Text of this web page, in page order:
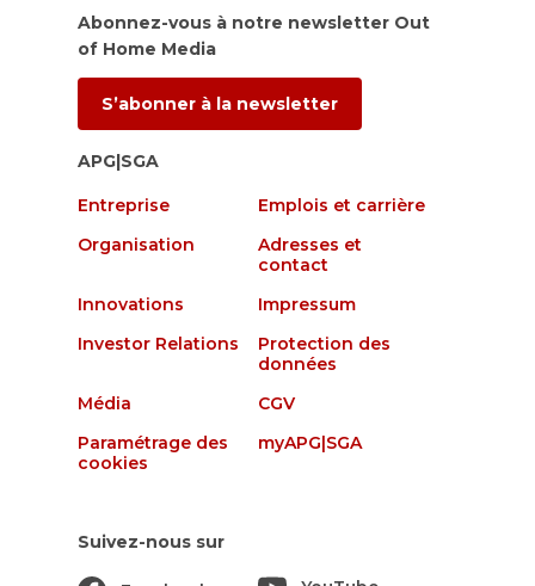
Abonnez-vous à notre newsletter Out
of Home Media
S’abonner à la newsletter
APG|SGA
Entreprise
Emplois et carrière
Organisation
Adresses et
contact
Innovations
Impressum
Investor Relations
Protection des
données
Média
CGV
Paramétrage des
cookies
myAPG|SGA
Suivez-nous sur